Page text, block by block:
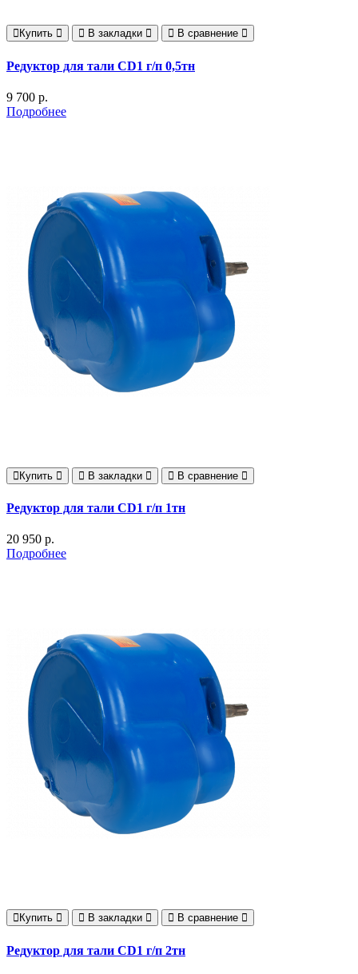
Купить В закладки В сравнение
Редуктор для тали CD1 г/п 0,5тн
9 700 р.
Подробнее
Купить В закладки В сравнение
Редуктор для тали CD1 г/п 1тн
20 950 р.
Подробнее
Купить В закладки В сравнение
Редуктор для тали CD1 г/п 2тн